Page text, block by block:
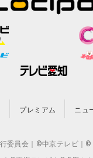
プレミアム ニュ
委員会｜©中京テレビ｜©